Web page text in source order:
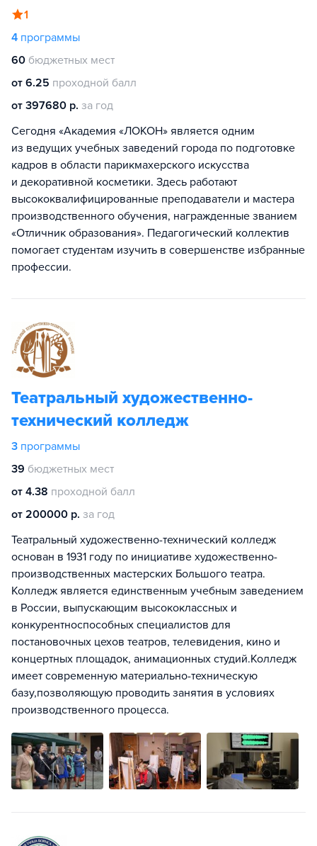
1
4 программы
60 бюджетных мест
от 6.25 проходной балл
от 397680 р. за год
Сегодня «Академия «ЛОКОН» является одним
из ведущих учебных заведений города по подготовке
кадров в области парикмахерского искусства
и декоративной косметики. Здесь работают
высококвалифицированные преподаватели и мастера
производственного обучения, награжденные званием
«Отличник образования». Педагогический коллектив
помогает студентам изучить в совершенстве избранные
профессии.
Театральный художественно-
технический колледж
3 программы
39 бюджетных мест
от 4.38 проходной балл
от 200000 р. за год
Театральный художественно-технический колледж
основан в 1931 году по инициативе художественно-
производственных мастерских Большого театра.
Колледж является единственным учебным заведением
в России, выпускающим высококлассных и
конкурентноспособных специалистов для
постановочных цехов театров, телевидения, кино и
концертных площадок, анимационных студий.Колледж
имеет современную материально-техническую
базу,позволяющую проводить занятия в условиях
производственного процесса.